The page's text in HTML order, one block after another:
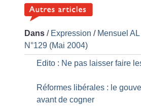
Dans / Expression / Mensuel AL
N°129 (Mai 2004)
Edito : Ne pas laisser faire
Réformes libérales : le
avant de cogner